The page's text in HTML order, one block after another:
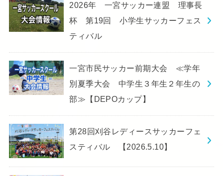
2026年 一宮サッカー連盟 理事長
杯 第19回 小学生サッカーフェス
ティバル
一宮市民サッカー前期大会 ≪学年
別夏季大会 中学生３年生２年生の
部≫【DEPOカップ】
第28回刈谷レディースサッカーフェ
スティバル 【2026.5.10】